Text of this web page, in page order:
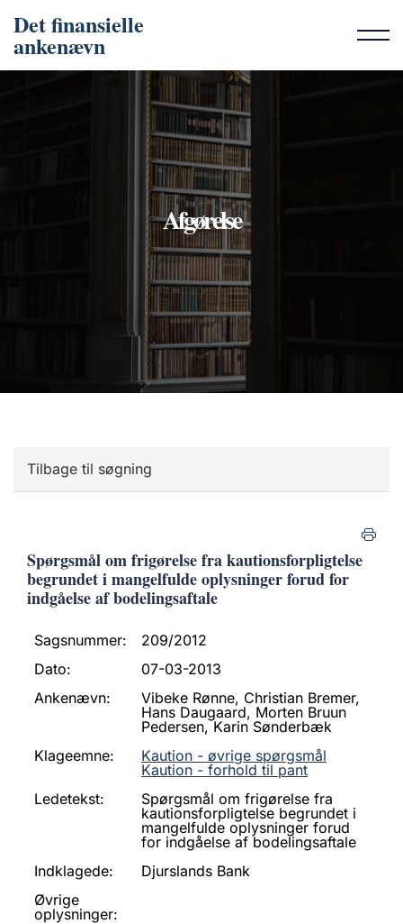
Det finansielle
ankenævn
Afgørelse
Tilbage til søgning
Spørgsmål om frigørelse fra kautionsforpligtelse
begrundet i mangelfulde oplysninger forud for
indgåelse af bodelingsaftale
Sagsnummer:
209/2012
Dato:
07-03-2013
Ankenævn:
Vibeke Rønne, Christian Bremer,
Hans Daugaard, Morten Bruun
Pedersen, Karin Sønderbæk
Klageemne:
Kaution - øvrige spørgsmål
Kaution - forhold til pant
Ledetekst:
Spørgsmål om frigørelse fra
kautionsforpligtelse begrundet i
mangelfulde oplysninger forud
for indgåelse af bodelingsaftale
Indklagede:
Djurslands Bank
Øvrige
oplysninger: